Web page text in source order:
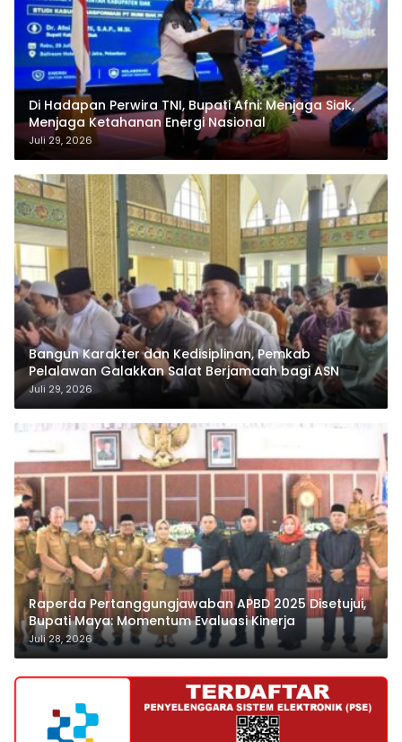
Di Hadapan Perwira TNI, Bupati Afni: Menjaga Siak,
Menjaga Ketahanan Energi Nasional
Juli 29, 2026
Bangun Karakter dan Kedisiplinan, Pemkab
Pelalawan Galakkan Salat Berjamaah bagi ASN
Juli 29, 2026
Raperda Pertanggungjawaban APBD 2025 Disetujui,
Bupati Maya: Momentum Evaluasi Kinerja
Juli 28, 2026